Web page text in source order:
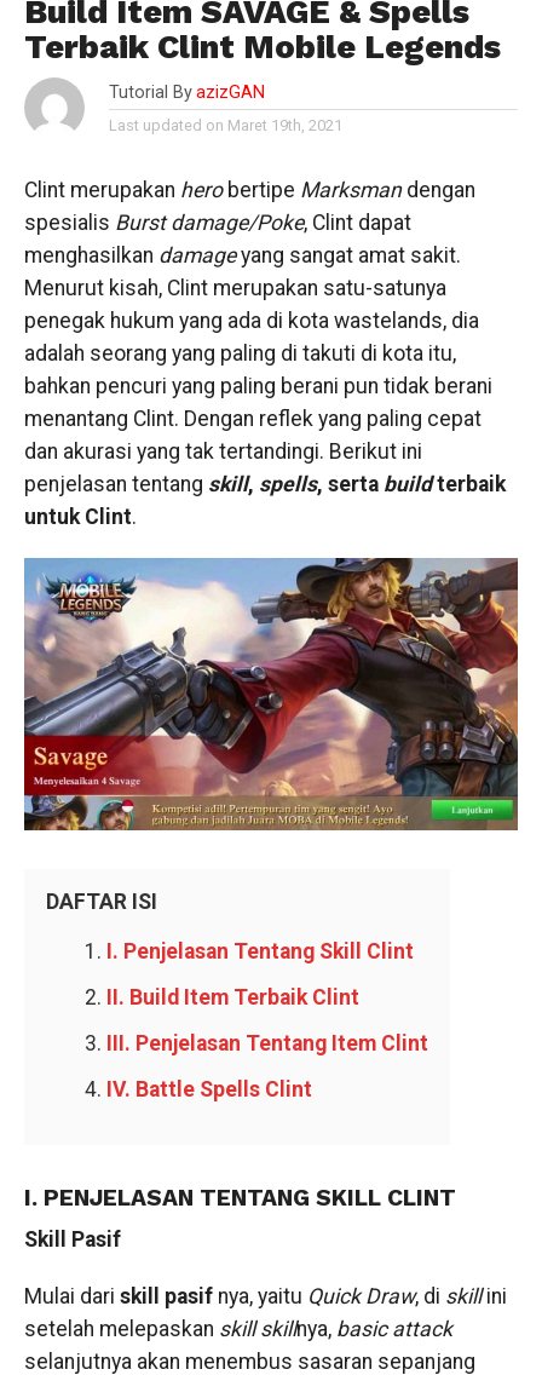
Build Item SAVAGE & Spells
Terbaik Clint Mobile Legends
Tutorial By azizGAN
Last updated on Maret 19th, 2021
Clint merupakan herobertipe Marksmandengan
spesialis Burst damage/Poke, Clint dapat
menghasilkan damageyang sangat amat sakit.
Menurut kisah, Clint merupakan satu-satunya
penegak hukum yang ada di kota wastelands, dia
adalah seorang yang paling di takuti di kota itu,
bahkan pencuri yang paling berani pun tidak berani
menantang Clint. Dengan reflek yang paling cepat
dan akurasi yang tak tertandingi. Berikut ini
penjelasan tentang skill, spells, serta buildterbaik
untuk Clint.
DAFTAR ISI
I. Penjelasan Tentang Skill Clint
II. Build Item Terbaik Clint
III. Penjelasan Tentang Item Clint
IV. Battle Spells Clint
I. PENJELASAN TENTANG SKILL CLINT
Skill Pasif
Mulai dari skill pasifnya, yaitu Quick Draw, di skillini
setelah melepaskan skill skillnya, basic attack
selanjutnya akan menembus sasaran sepanjang